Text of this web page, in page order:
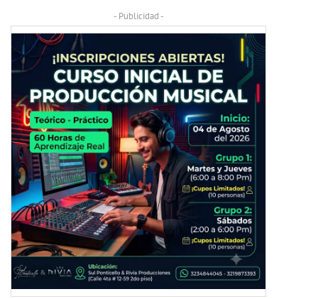
- Publicidad -